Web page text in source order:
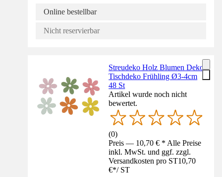
Online bestellbar
Nicht reservierbar
Streudeko Holz Blumen Deko
Tischdeko Frühling Ø3-4cm
48 St
Artikel wurde noch nicht
bewertet.
(0)
Preis — 10,70 € * Alle Preise
inkl. MwSt. und ggf. zzgl.
Versandkosten pro ST10,70
€*/ ST